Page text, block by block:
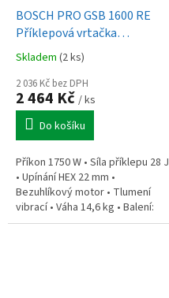
BOSCH PRO GSB 1600 RE
Příklepová vrtačka
(0.601.228.200)
Skladem (2 ks)
2 036 Kč bez DPH
2 464 Kč / ks
Do košíku
Příkon 1750 W • Síla příklepu 28 J
• Upínání HEX 22 mm •
Bezuhlíkový motor • Tlumení
vibrací • Váha 14,6 kg • Balení:
kladivo, špičatý sekáč 400 mm,